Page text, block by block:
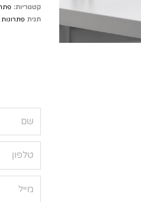
קטגוריות:
תגית